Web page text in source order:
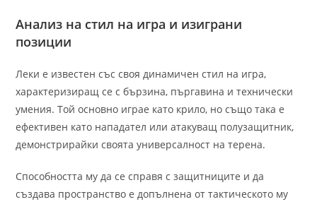
Анализ на стил на игра и изиграни
позиции
Леки е известен със своя динамичен стил на игра,
характеризиращ се с бързина, пъргавина и технически
умения. Той основно играе като крило, но също така е
ефективен като нападател или атакуващ полузащитник,
демонстрирайки своята универсалност на терена.
Способността му да се справя с защитниците и да
създава пространство е допълнена от тактическото му